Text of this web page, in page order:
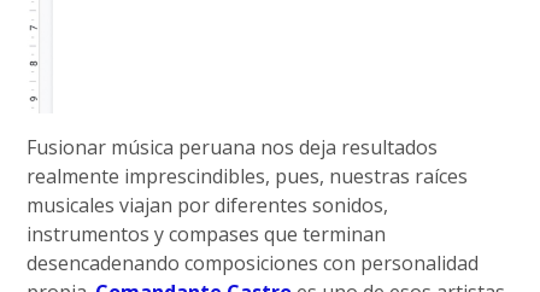
Fusionar música peruana nos deja resultados
realmente imprescindibles, pues, nuestras raíces
musicales viajan por diferentes sonidos,
instrumentos y compases que terminan
desencadenando composiciones con personalidad